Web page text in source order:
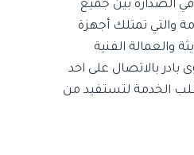
الصدارة بين جميع
والتي تمتلك أجهزة
والعمالة الفنية
بادر بالاتصال على احد
الخدمة لتستفيد من